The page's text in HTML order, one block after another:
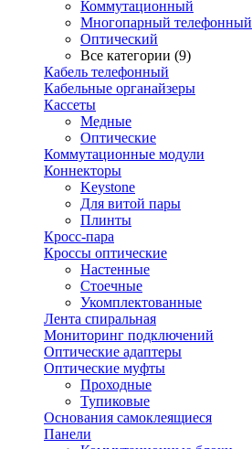
Коммутационный
Многопарный телефонный
Оптический
Все категории (9)
Кабель телефонный
Кабельные органайзеры
Кассеты
Медные
Оптические
Коммутационные модули
Коннекторы
Keystone
Для витой пары
Плинты
Кросс-пара
Кроссы оптические
Настенные
Стоечные
Укомплектованные
Лента спиральная
Мониторинг подключений
Оптические адаптеры
Оптические муфты
Проходные
Тупиковые
Основания самоклеящиеся
Панели